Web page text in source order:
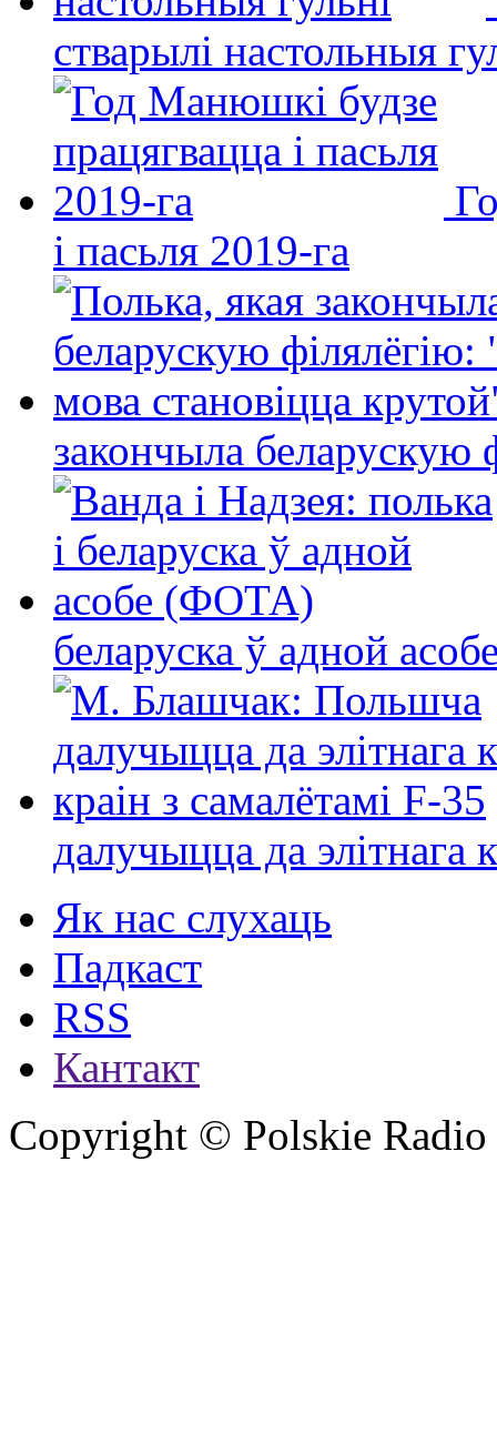
стварылі настольныя
і пасьля 2019-га
закончыла беларускую
беларуска ў адной
далучыцца да элітнага
Як нас слухаць
Падкаст
RSS
Кантакт
Copyright © Polskie